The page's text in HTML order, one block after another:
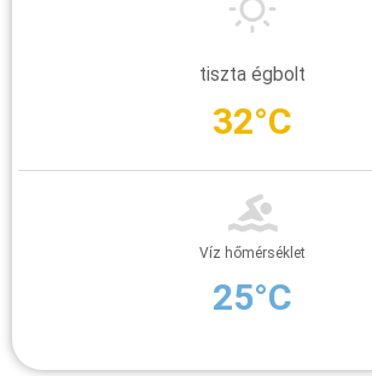
tiszta égbolt
32°C
Víz hőmérséklet
25°C